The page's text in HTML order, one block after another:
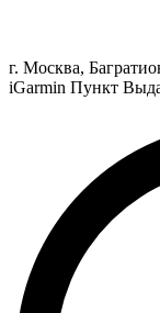
г. Москва,
iGarmin Пункт